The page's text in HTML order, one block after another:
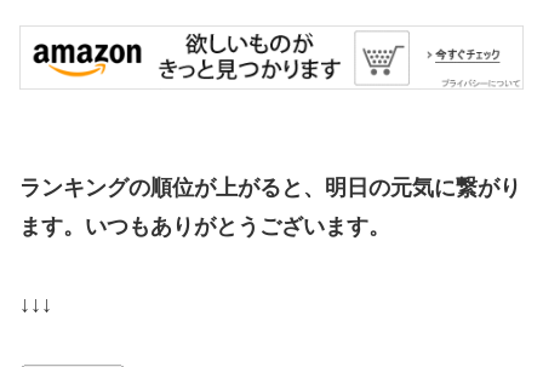
ランキングの順位が上がると、明日の元気に繋がり
ます。いつもありがとうございます。
↓↓↓